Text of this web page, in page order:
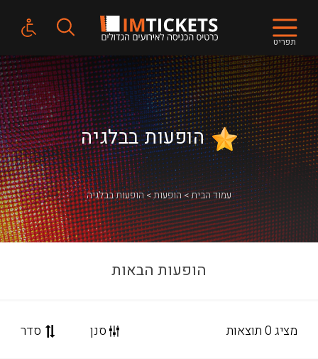
תפריט
הופעות בבלגיה
הופעות בבלגיה הופעות עמוד הבית
הופעות הבאות
מציג 0 תוצאות סנן סדר